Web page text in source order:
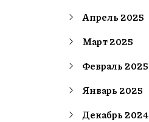
Апрель 2025
Март 2025
Февраль 2025
Январь 2025
Декабрь 2024